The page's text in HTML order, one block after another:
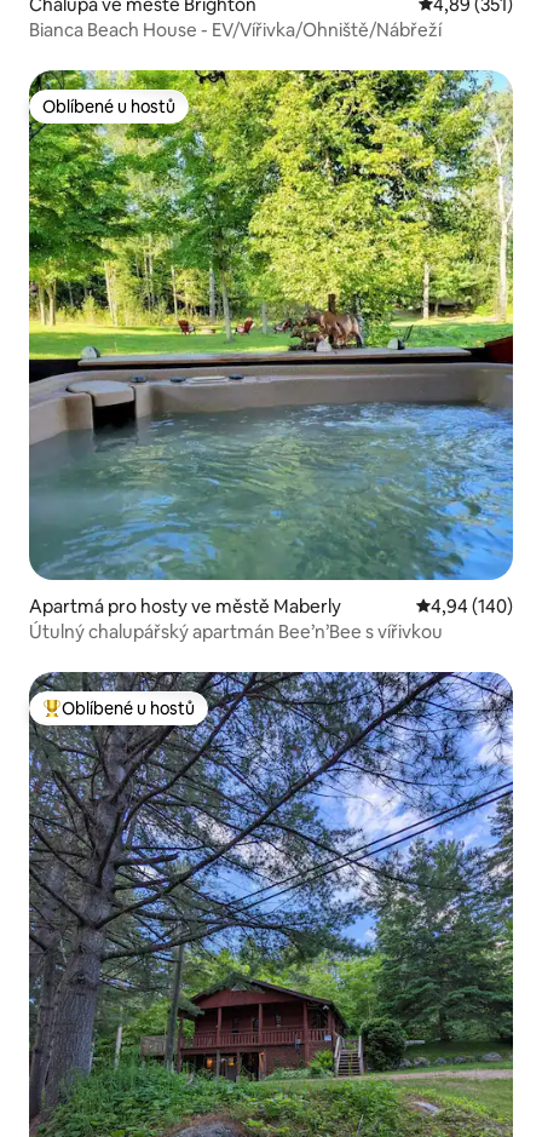
Chalupa ve městě Brighton Průměrné
4,89 (351)
Bianca Beach House - EV/Vířivka/Ohniště/Nábřeží
Oblíbené u hostů
Oblíbené u hostů
Apartmá pro hosty ve městě Maberly Průměrné
4,94 (140)
Útulný chalupářský apartmán Bee’n’Bee s vířivkou
Nejlepší v kategorii Oblíbené u hostů
Oblíbené u hostů